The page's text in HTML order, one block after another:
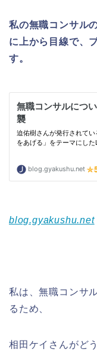
私の無職コンサル
に上から目線で、
す。
blog.gyakushu.net
私は、無職コンサ
るため、
相田ケイさんがど